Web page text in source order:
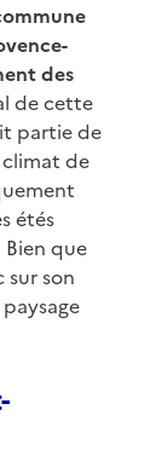
des
de cette
partie de
climat de
étés
que
sur son